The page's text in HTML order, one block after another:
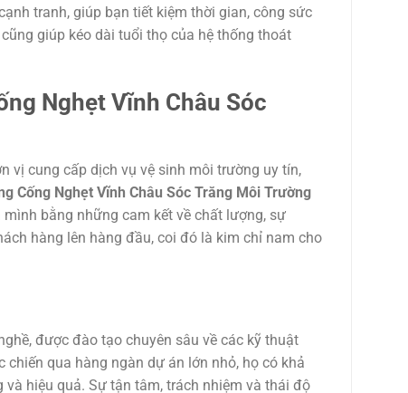
tranh, giúp bạn tiết kiệm thời gian, công sức
giúp kéo dài tuổi thọ của hệ thống thoát
Nghẹt Vĩnh Châu Sóc
vị cung cấp dịch vụ vệ sinh môi trường uy tín,
Cống Nghẹt Vĩnh Châu Sóc Trăng Môi Trường
bằng những cam kết về chất lượng, sự
hàng lên hàng đầu, coi đó là kim chỉ nam cho
được đào tạo chuyên sâu về các kỹ thuật
qua hàng ngàn dự án lớn nhỏ, họ có khả
hiệu quả. Sự tận tâm, trách nhiệm và thái độ